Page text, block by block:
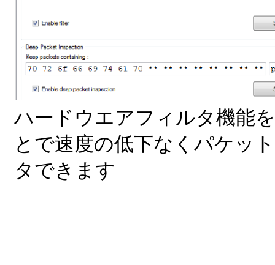
ハードウエアフィルタ機能
とで速度の低下なくパケッ
タできます